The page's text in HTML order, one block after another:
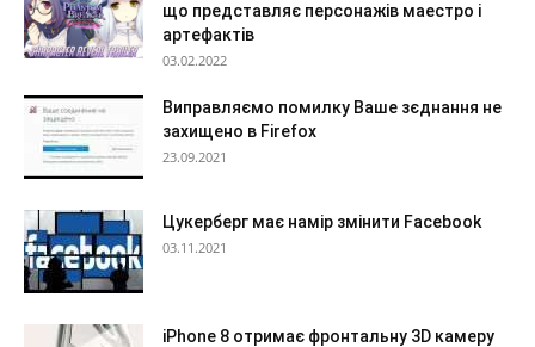
що представляє персонажів маестро і
артефактів
03.02.2022
Виправляємо помилку Ваше зєднання не
захищено в Firefox
23.09.2021
Цукерберг має намір змінити Facebook
03.11.2021
iPhone 8 отримає фронтальну 3D камеру